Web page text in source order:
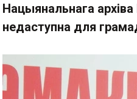
Нацыянальнага
недаступна для